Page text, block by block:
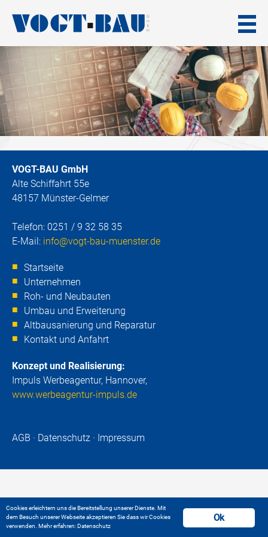
content
VOGT-BAU GmbH
Alte Schiffahrt 55e
48157 Münster-Gelmer
Telefon: 0251 / 9 32 58 35
E-Mail: info@vogt-bau-muenster.de
Startseite
Unternehmen
Roh- und Neubauten
Umbau und Erweiterung
Altbausanierung und Reparatur
Kontakt und Anfahrt
Konzept und Realisierung:
Impuls Werbeagentur, Hannover,
www.werbeagentur-impuls.de
AGB · Datenschutz · Impressum
Ok
Cookies erleichtern uns die Bereitstellung unserer Dienste. Mit
dem Besuch unserer Webseite akzeptieren Sie dass wir Cookies
verwenden. Mehr erfahren:Datenschutz